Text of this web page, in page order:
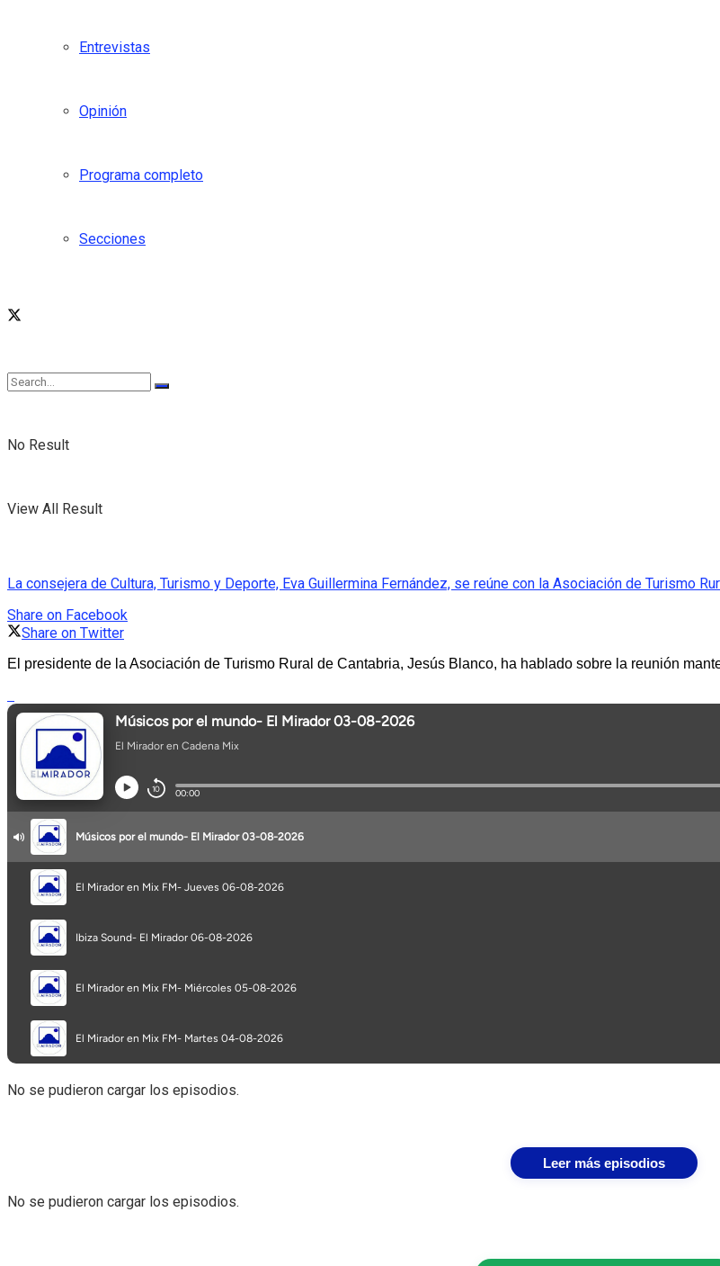
Entrevistas
Opinión
Programa completo
Secciones
No Result
View All Result
La consejera de Cultura, Turismo y Deporte, Eva Guillermina Fernández, se reúne con la Asociación de Turismo
Share on Facebook
Share on Twitter
El presidente de la Asociación de Turismo Rural de Cantabria, Jesús Blanco, ha hablado sobre la reunión
No se pudieron cargar los episodios.
Leer más episodios
No se pudieron cargar los episodios.